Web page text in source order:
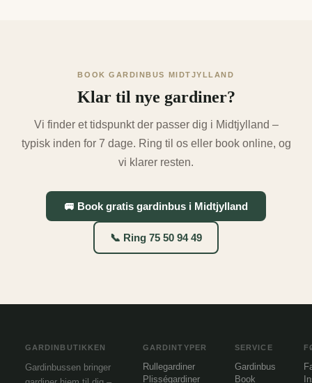
BOOK GARDINBUS MIDTJYLLAND
Klar til nye gardiner?
Vi finder et tidspunkt der passer dig i Midtjylland –
typisk inden for 7 dage. Ring til os eller book online, og
vi klarer resten.
🚐 Book gratis gardinbus i Midtjylland
📞 Ring 75 50 94 49
GARDINBUTIKKEN
Gardinbussen bringer
GARDINTYPER
Rullegardiner
Plisségardiner
SERVICE
Gardinbus
Book